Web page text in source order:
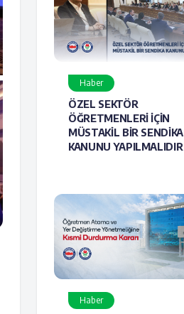
Haber
ÖZEL SEKTÖR
ÖĞRETMENLERİ İÇİN
MÜSTAKİL BİR SENDİKA
KANUNU YAPILMALIDIR
Haber